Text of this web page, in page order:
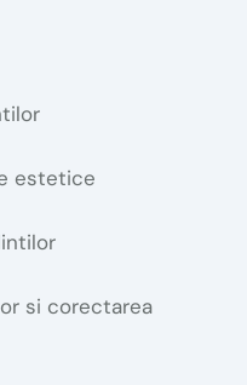
estetice
si corectarea